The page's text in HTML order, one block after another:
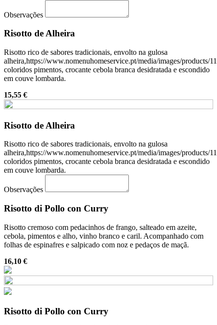
Observações
Risotto de Alheira
Risotto rico de sabores tradicionais, envolto na gulosa
alheira,https://www.nomenuhomeservice.pt/media/images/products/
coloridos pimentos, crocante cebola branca desidratada e escondido
em couve lombarda.
15,55 €
Risotto de Alheira
Risotto rico de sabores tradicionais, envolto na gulosa
alheira,https://www.nomenuhomeservice.pt/media/images/products/
coloridos pimentos, crocante cebola branca desidratada e escondido
em couve lombarda.
Observações
Risotto di Pollo con Curry
Risotto cremoso com pedacinhos de frango, salteado em azeite,
cebola, pimentos e alho, vinho branco e caril. Acompanhado com
folhas de espinafres e salpicado com noz e pedaços de maçã.
16,10 €
Risotto di Pollo con Curry